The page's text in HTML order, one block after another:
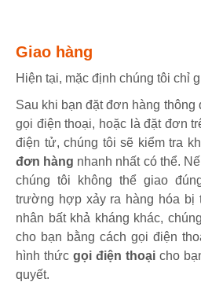
Giao hàng
Hiện tại, mặc định chúng tôi chỉ
Sau khi bạn đặt đơn hàng thông
gọi điện thoại, hoặc là đặt đơn
điện tử, chúng tôi sẽ kiểm tra
đơn hàng nhanh nhất có thể.
chúng tôi không thể giao
trường hợp xảy ra hàng hóa bị
nhân bất khả kháng khác,
cho bạn bằng cách gọi điện
hình thức gọi điện thoại cho
quyết.